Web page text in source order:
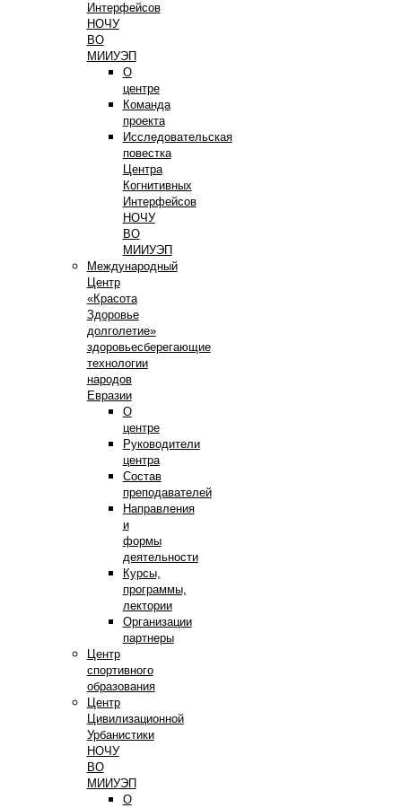
Интерфейсов
НОЧУ
ВО
МИИУЭП
О
центре
Команда
проекта
Исследовательская
повестка
Центра
Когнитивных
Интерфейсов
НОЧУ
ВО
МИИУЭП
Международный
Центр
«Красота
Здоровье
долголетие»
здоровьесберегающие
технологии
народов
Евразии
О
центре
Руководители
центра
Состав
преподавателей
Направления
и
формы
деятельности
Курсы,
программы,
лектории
Организации
партнеры
Центр
спортивного
образования
Центр
Цивилизационной
Урбанистики
НОЧУ
ВО
МИИУЭП
О